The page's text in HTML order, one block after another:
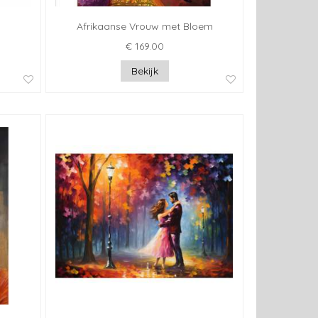
Afrikaanse Vrouw met Bloem
€ 169.00
Bekijk